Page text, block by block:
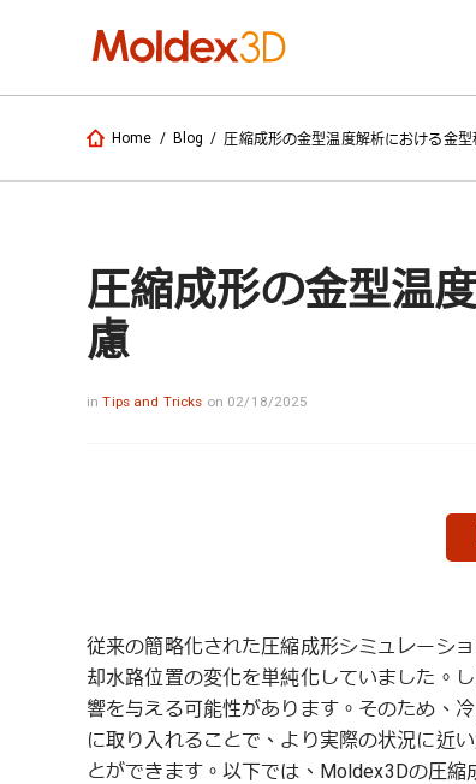
Home / Blog / 圧縮成形の金型温度解析における金型
圧縮成形の金型温
慮
inTips and Tricks on 02/18/2025
従来の簡略化された圧縮成形シミュレーシ
却水路位置の変化を単純化していました。
響を与える可能性があります。そのため、
に取り入れることで、より実際の状況に近
とができます。以下では、Moldex3Dの圧